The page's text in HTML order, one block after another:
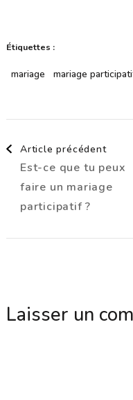
Étiquettes :
mariage mariage
Navigation
d'article
Article précédent
Est-ce que tu peux
faire un mariage
participatif ?
Laisser un